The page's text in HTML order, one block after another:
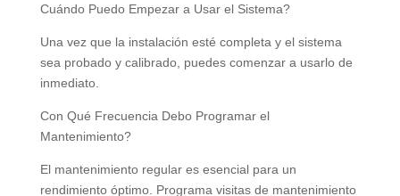
Cuándo Puedo Empezar a Usar el Sistema?
Una vez que la instalación esté completa y el sistema
sea probado y calibrado, puedes comenzar a usarlo de
inmediato.
Con Qué Frecuencia Debo Programar el
Mantenimiento?
El mantenimiento regular es esencial para un
rendimiento óptimo. Programa visitas de mantenimiento